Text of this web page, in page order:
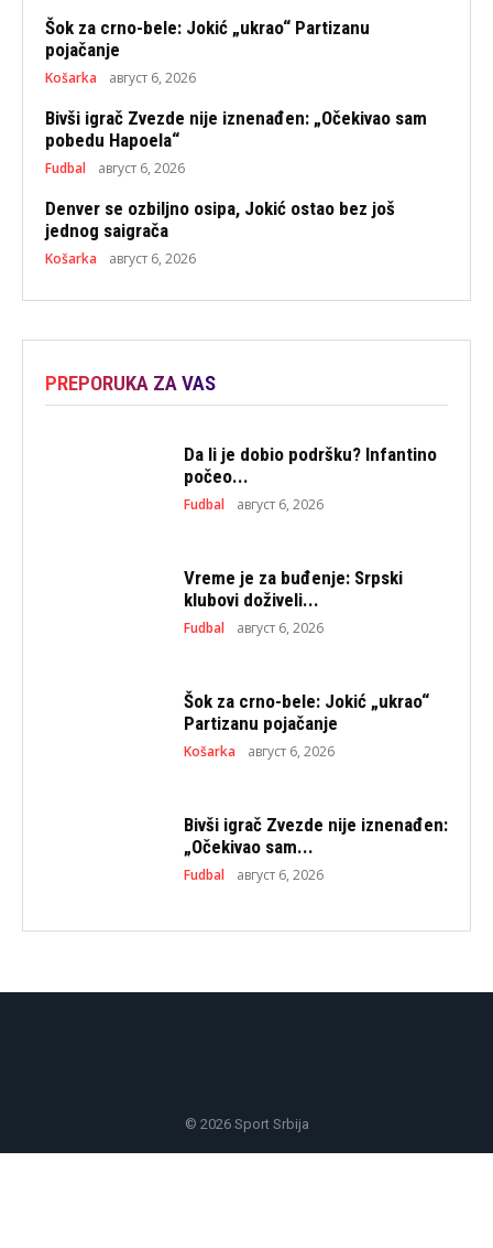
Šok za crno-bele: Jokić „ukrao“ Partizanu
pojačanje
Košarka август 6, 2026
Bivši igrač Zvezde nije iznenađen: „Očekivao sam
pobedu Hapoela“
Fudbal август 6, 2026
Denver se ozbiljno osipa, Jokić ostao bez još
jednog saigrača
Košarka август 6, 2026
PREPORUKA ZA VAS
Da li je dobio podršku? Infantino
počeo...
Fudbal август 6, 2026
Vreme je za buđenje: Srpski
klubovi doživeli...
Fudbal август 6, 2026
Šok za crno-bele: Jokić „ukrao“
Partizanu pojačanje
Košarka август 6, 2026
Bivši igrač Zvezde nije iznenađen:
„Očekivao sam...
Fudbal август 6, 2026
© 2026 Sport Srbija